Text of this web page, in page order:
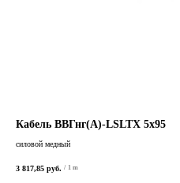
Кабель ВВГнг(А)-LSLTХ 5х95
силовой медный
3 817,85 руб. / 1 m